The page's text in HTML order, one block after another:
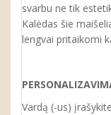
svarbu ne tik
Kalėdas šie
lengvai pritaikomi
Vardą (-us)